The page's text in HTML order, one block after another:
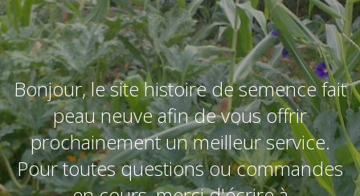
Bonjour, le site histoire de semence fait
peau neuve afin de vous offrir
prochainement un meilleur service.
Pour toutes questions ou commandes